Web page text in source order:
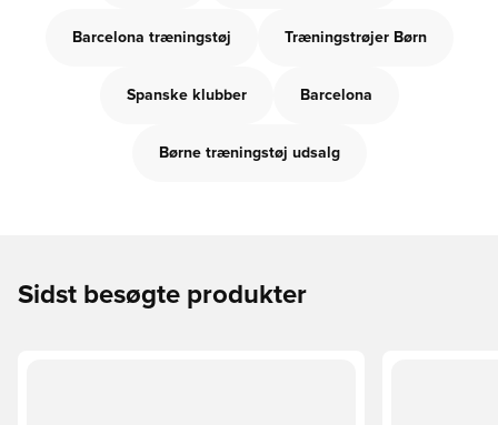
Barcelona træningstøj Træningstrøjer Børn
Spanske klubber Barcelona
Børne træningstøj udsalg
Sidst besøgte produkter